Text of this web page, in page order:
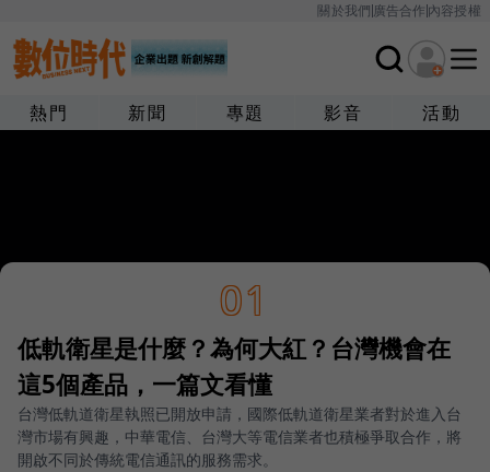
關於我們廣告合作內容授權
熱門 新聞 專題 影音 活動
01
低軌衛星是什麼？為何大紅？台灣機會在
這5個產品，一篇文看懂
台灣低軌道衛星執照已開放申請，國際低軌道衛星業者對於進入台
灣市場有興趣，中華電信、台灣大等電信業者也積極爭取合作，將
開啟不同於傳統電信通訊的服務需求。